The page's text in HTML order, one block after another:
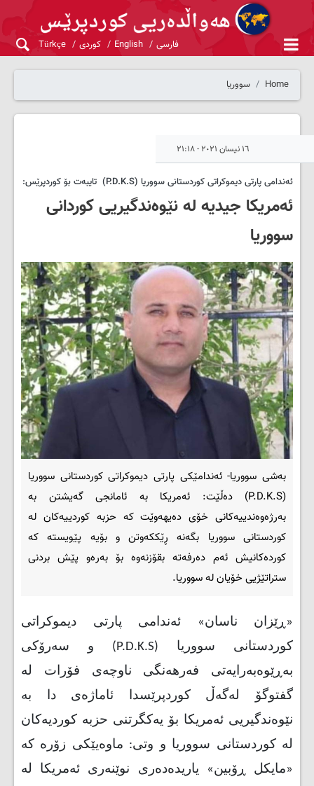
فارسی English کوردی Türkçe
Home سووریا
١٦ نیسان ٢٠٢١ - ٢١:١٨
ئەندامی پارتی دیموکراتی کوردستانی سووریا (P.D.K.S) تایبەت بۆ کوردپرێس:
ئەمریکا جیدیە لە نێوەندگیریی کوردانی
سووریا
بەشی سووریا- ئەندامێکی پارتی دیموکراتی کوردستانی سووریا
(P.D.K.S) دەڵێت: ئەمریکا بە ئامانجی گەیشتن بە
بەرژەوەندییەکانی خۆی دەیهەوێت کە حزبە کوردییەکان لە
کوردستانی سووریا بگەنە ڕێککەوتن و بۆیە پێویستە کە
کوردەکانیش ئەم دەرفەتە بقۆزنەوە بۆ بەرەو پێش بردنی
ستراتێژیی خۆیان لە سووریا.
«ڕێزان ناسان» ئەندامی پارتی دیموکراتی
کوردستانی سووریا (P.D.K.S) و سەرۆکی
بەڕێوەبەرایەتی فەرهەنگی ناوچەی فۆرات لە
گفتوگۆ لەگەڵ کوردپرێسدا ئاماژەی دا بە
نێوەندگیریی ئەمریکا بۆ یەکگرتنی حزبە کوردیەکان
لە کوردستانی سووریا و وتی: ماوەیێکی زۆرە کە
«مایکل ڕۆبین» یاریدەدەری نوێنەری ئەمریکا لە